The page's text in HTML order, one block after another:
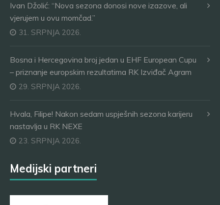
Ivan Džolić: “Nova sezona donosi nove izazove, ali
vjerujem u ovu momčad.”
31. SRPNJA 2026.
Bosna i Hercegovina broj jedan u EHF European Cupu
– priznanje europskim rezultatima RK Izviđač Agram
29. SRPNJA 2026.
Hvala, Filipe! Nakon sedam uspješnih sezona karijeru
nastavlja u RK NEXE
23. SRPNJA 2026.
Medijski partneri